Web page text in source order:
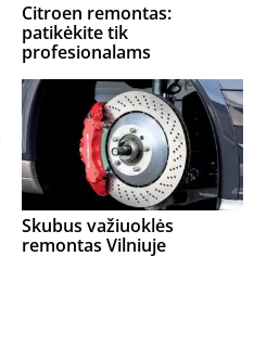
Citroen remontas:
patikėkite tik
profesionalams
Skubus važiuoklės
remontas Vilniuje